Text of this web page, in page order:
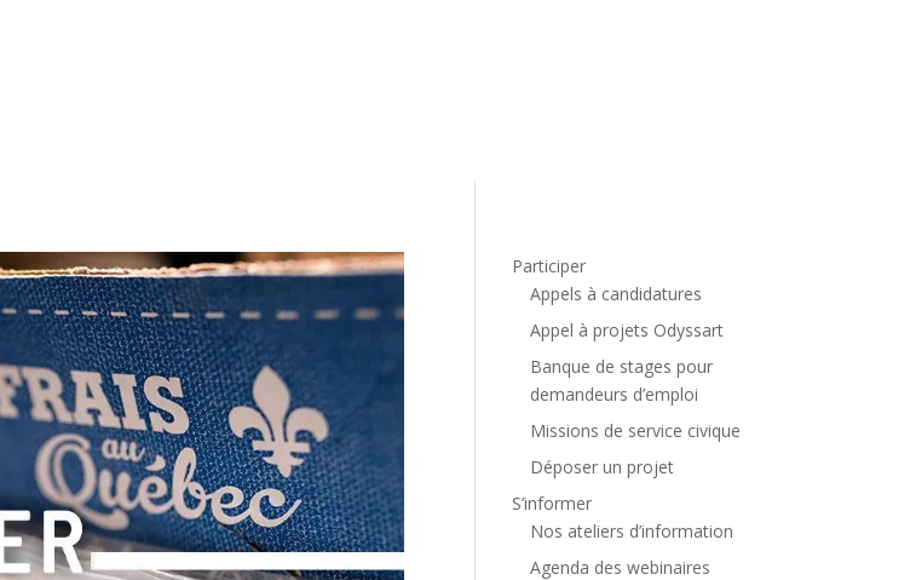
Participer
Appels à candidatures
Appel à projets Odyssart
Banque de stages pour
demandeurs d’emploi
Missions de service civique
Déposer un projet
S’informer
Nos ateliers d’information
Agenda des webinaires